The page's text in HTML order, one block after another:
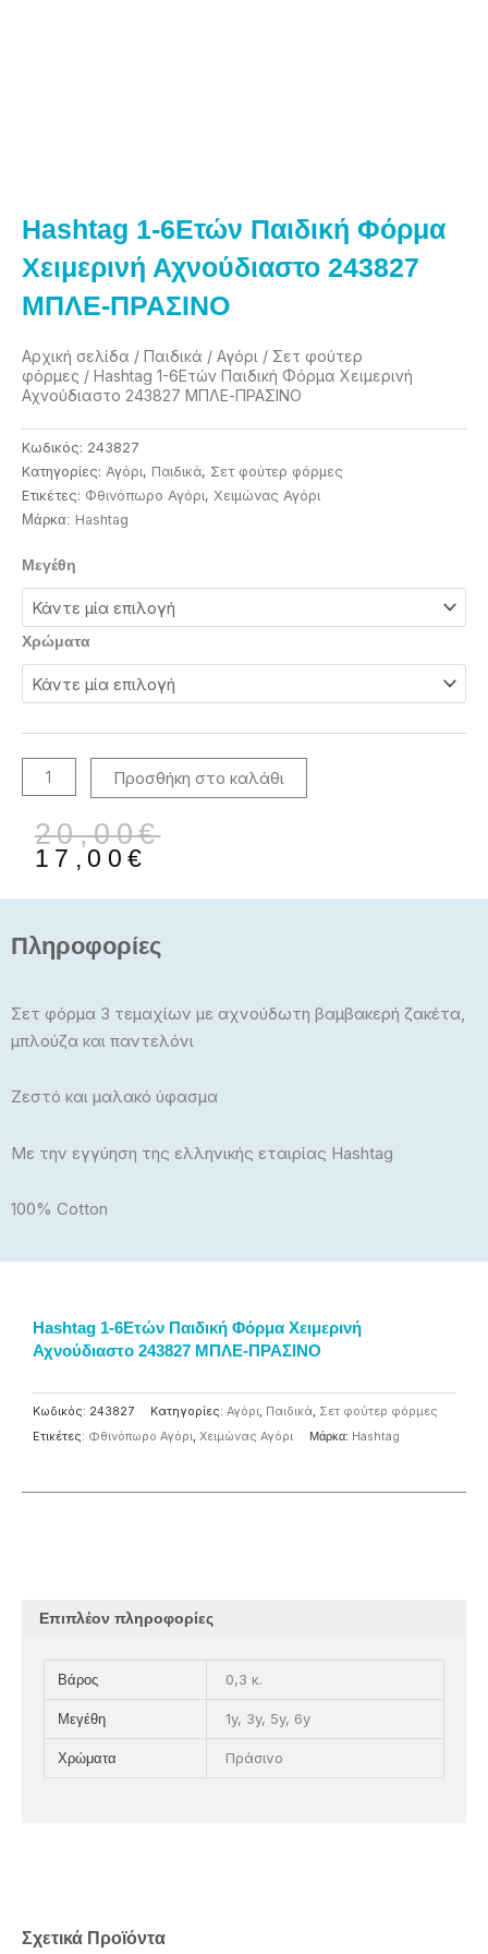
Hashtag 1-6Eτών Παιδική Φόρμα
Χειμερινή Αχνούδιαστο 243827
ΜΠΛΕ-ΠΡΑΣΙΝΟ
Αρχική σελίδα / Παιδικά / Αγόρι / Σετ φούτερ
φόρμες / Hashtag 1-6Eτών Παιδική Φόρμα Χειμερινή
Αχνούδιαστο 243827 ΜΠΛΕ-ΠΡΑΣΙΝΟ
Κωδικός: 243827
Κατηγορίες: Αγόρι, Παιδικά, Σετ φούτερ φόρμες
Ετικέτες: Φθινόπωρο Αγόρι, Χειμώνας Αγόρι
Μάρκα: Ηashtag
Μεγέθη
Χρώματα
Hashtag
1-
6Eτών
Παιδική
Χειμερινή
Αχνούδιαστο
243827
ΜΠΛΕ-
ΠΡΑΣΙΝΟ
ποσότητα
Προσθήκη στο καλάθι
20,00€
Original
price
was:
20,00€.
17,00 €
Η
τρέχουσα
τιμή
είναι:
17,00€.
Πληροφορίες
Σετ φόρμα 3 τεμαχίων με αχνούδωτη βαμβακερή ζακέτα,
μπλούζα και παντελόνι
Ζεστό και μαλακό ύφασμα
Με την εγγύηση της ελληνικής εταιρίας Hashtag
100% Cotton
Σχετικά Προϊόντα
Hashtag 1-6Eτών Παιδική Φόρμα Χειμερινή
Αχνούδιαστο 243827 ΜΠΛΕ-ΠΡΑΣΙΝΟ
Κωδικός: 243827 Κατηγορίες: Αγόρι, Παιδικά, Σετ φούτερ φόρμες
Ετικέτες: Φθινόπωρο Αγόρι, Χειμώνας Αγόρι Μάρκα: Ηashtag
Επιπλέον πληροφορίες
Βάρος 0,3 κ.
Μεγέθη 1y, 3y, 5y, 6y
Χρώματα Πράσινο